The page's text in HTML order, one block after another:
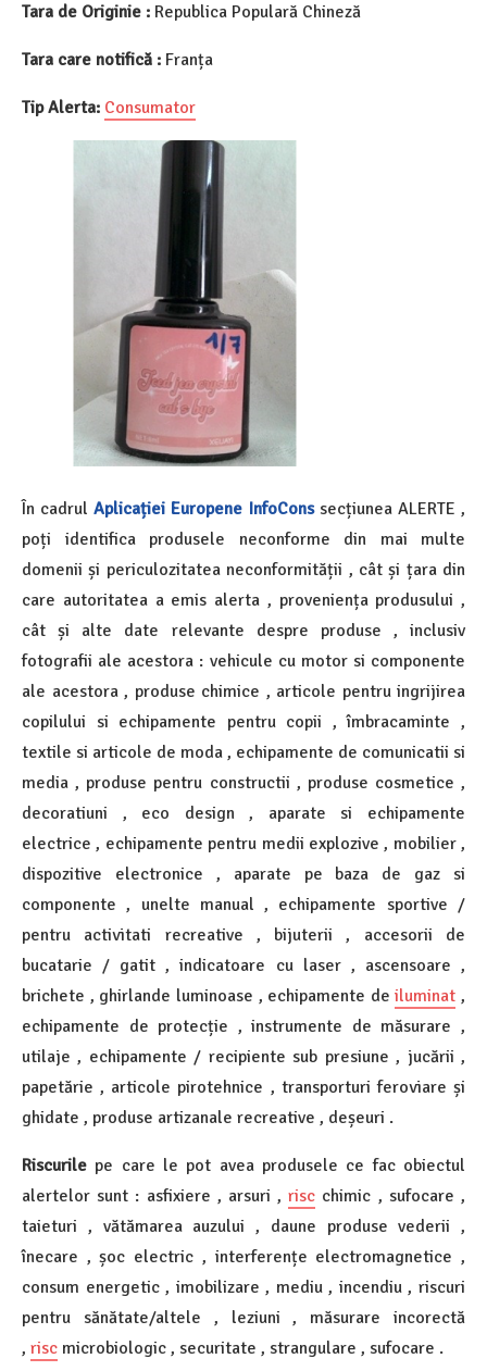
Tara de Originie : Republica Populară Chineză
Tara care notifică : Franța
Tip Alerta: Consumator
În cadrul Aplicației Europene InfoCons secțiunea ALERTE ,
poți identifica produsele neconforme din mai multe
domenii și periculozitatea neconformității , cât și țara din
care autoritatea a emis alerta , proveniența produsului ,
cât și alte date relevante despre produse , inclusiv
fotografii ale acestora : vehicule cu motor si componente
ale acestora , produse chimice , articole pentru ingrijirea
copilului si echipamente pentru copii , îmbracaminte ,
textile si articole de moda , echipamente de comunicatii si
media , produse pentru constructii , produse cosmetice ,
decoratiuni , eco design , aparate si echipamente
electrice , echipamente pentru medii explozive , mobilier ,
dispozitive electronice , aparate pe baza de gaz si
componente , unelte manual , echipamente sportive /
pentru activitati recreative , bijuterii , accesorii de
bucatarie / gatit , indicatoare cu laser , ascensoare ,
brichete , ghirlande luminoase , echipamente de iluminat ,
echipamente de protecție , instrumente de măsurare ,
utilaje , echipamente / recipiente sub presiune , jucării ,
papetărie , articole pirotehnice , transporturi feroviare și
ghidate , produse artizanale recreative , deșeuri .
Riscurile pe care le pot avea produsele ce fac obiectul
alertelor sunt : asfixiere , arsuri , risc chimic , sufocare ,
taieturi , vătămarea auzului , daune produse vederii ,
înecare , șoc electric , interferențe electromagnetice ,
consum energetic , imobilizare , mediu , incendiu , riscuri
pentru sănătate/altele , leziuni , măsurare incorectă
, risc microbiologic , securitate , strangulare , sufocare .